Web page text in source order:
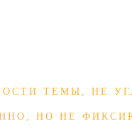
ТЕМЫ, НЕ
НО НЕ